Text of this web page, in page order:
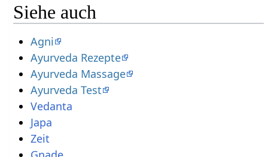
Siehe auch
Agni
Ayurveda Rezepte
Ayurveda Massage
Ayurveda Test
Vedanta
Japa
Zeit